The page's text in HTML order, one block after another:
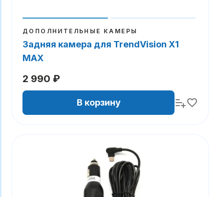
ДОПОЛНИТЕЛЬНЫЕ КАМЕРЫ
Задняя камера для TrendVision X1
MAX
2 990 ₽
В корзину